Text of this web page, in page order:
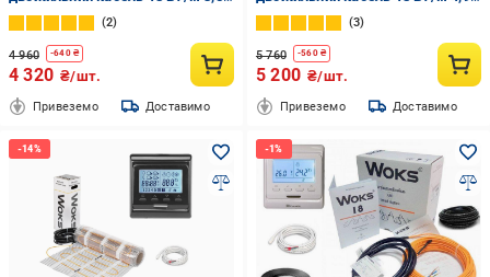
5 кв. м/730 Вт 40 м з
програмованим
терморегулятором (9387)
2
4 960 -640₴
4 320 ₴/шт.
Привеземо Доставимо
7 кв. м/1020 Вт 56 м з
програмованим
терморегулятором Black (3028)
3
5 760 -560₴
5 200 ₴/шт.
Привеземо Доставимо